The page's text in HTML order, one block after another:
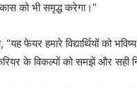
को भी समृद्ध करेगा।”
फेयर हमारे विद्यार्थियों को
के विकल्पों को समझें और सही